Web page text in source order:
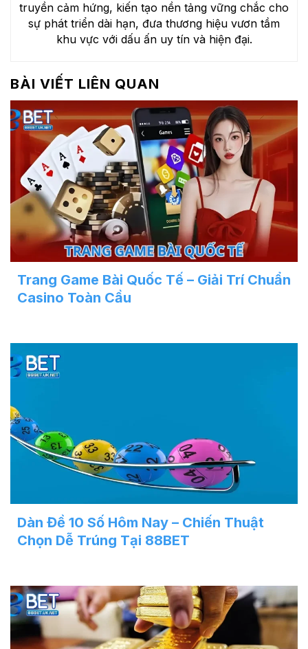
truyền cảm hứng, kiến tạo nền tảng vững chắc cho
sự phát triển dài hạn, đưa thương hiệu vươn tầm
khu vực với dấu ấn uy tín và hiện đại.
BÀI VIẾT LIÊN QUAN
Trang Game Bài Quốc Tế – Giải Trí Chuẩn
Casino Toàn Cầu
Dàn Đề 10 Số Hôm Nay – Chiến Thuật
Chọn Dễ Trúng Tại 88BET